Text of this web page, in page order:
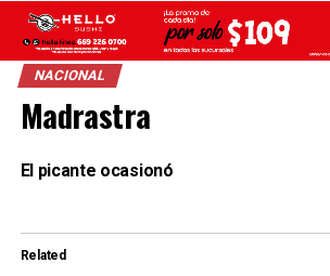
NACIONAL
Madrastra
El picante ocasionó
Related